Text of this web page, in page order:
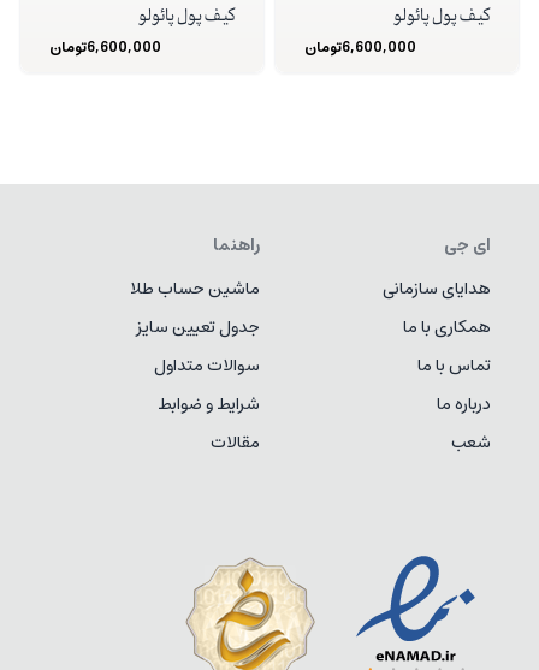
کیف پول پائولو
6,600,000تومان
کیف پول پائولو
6,600,000تومان
ای جی
هدایای سازمانی
همکاری با ما
تماس با ما
درباره ما
شعب
راهنما
ماشین حساب طلا
جدول تعیین سایز
سوالات متداول
شرایط و ضوابط
مقالات